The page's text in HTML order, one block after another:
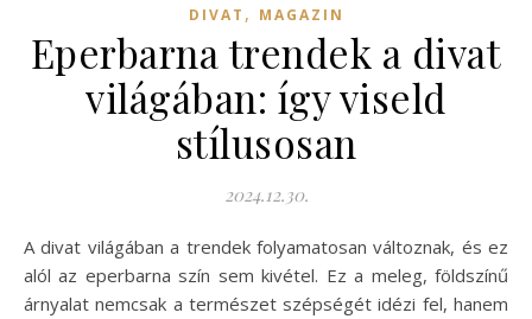
DIVAT , MAGAZIN
Eperbarna trendek a divat
világában: így viseld
stílusosan
2024.12.30.
A divat világában a trendek folyamatosan változnak, és ez
alól az eperbarna szín sem kivétel. Ez a meleg, földszínű
árnyalat nemcsak a természet szépségét idézi fel, hanem